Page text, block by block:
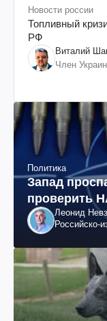
Новости россии
Топливный
РФ
Виталий
Член
Политика
Запад
проверить
Леонид
Российско-
"ЮКОСа"